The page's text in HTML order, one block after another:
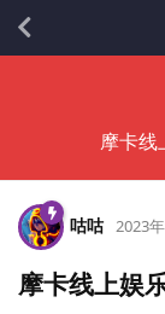
摩卡线
咕咕 2023
摩卡线上娱